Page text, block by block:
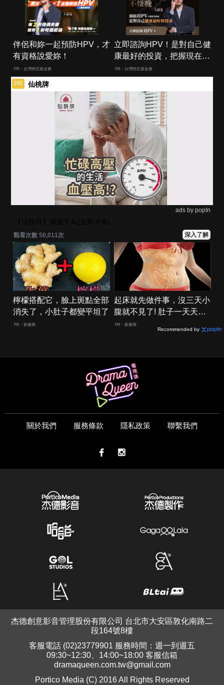
伴侶和妳一起預防HPV，才
有資格說愛妳！
PR・台灣癌症基金會
立即諮詢HPV！是對自己健
康最好的投資，把握現在不
嫌晚！
PR・台灣癌症基金會
PR 仙桃牌
ads by popIn
觀看次數 50,011次 深入了解
檸檬搭配它，臉上斑點全部
消失了，小肚子都變平坦了
PR・新素簡
起床就先做件事，沒三天小
腹就不見了! 肚子一天天變
小！
PR・新素簡
Recommended by
關於我們 服務條款 隱私政策 聯繫我們
杰德創意影音管理股份有限公司 台北市大安區敦化南路二
段164號8樓
客服電話 (02)23779901 服務時間：週一到週五
09:30~12:30、14:00~18:00 客服信箱
dramaqueen.com.tw@gmail.com
Portico Media (C) 2016 All Rights Reserved